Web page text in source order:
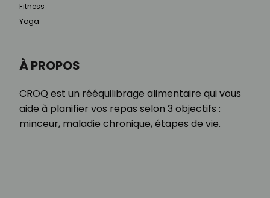
À PROPOS
CROQ est un rééquilibrage alimentaire qui vous
aide à planifier vos repas selon 3 objectifs :
minceur, maladie chronique, étapes de vie.
Fitness
Yoga